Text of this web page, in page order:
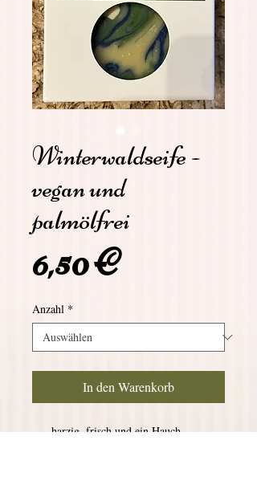
Winterwaldseife -
vegan und
palmölfrei
6,50 €Preis
Anzahl *
In den Warenkorb
......harzig, frisch und ein Hauch